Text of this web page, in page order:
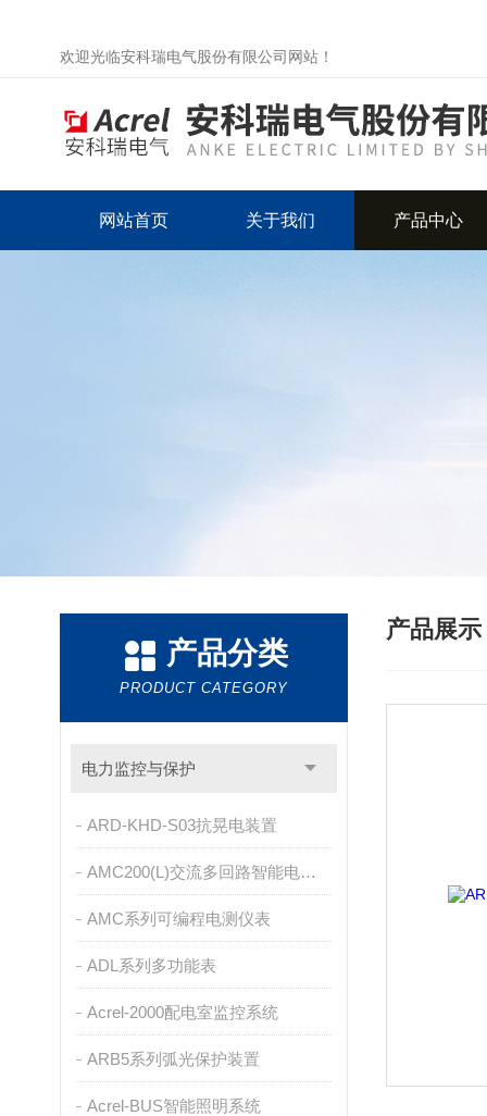
欢迎光临安科瑞电气股份有限公司网站！
网站首页 关于我们 产品中心
产品分类
PRODUCT CATEGORY
电力监控与保护
ARD-KHD-S03抗晃电装置
AMC200(L)交流多回路智能电量采集监控装置
AMC系列可编程电测仪表
ADL系列多功能表
Acrel-2000配电室监控系统
ARB5系列弧光保护装置
Acrel-BUS智能照明系统
产品展示